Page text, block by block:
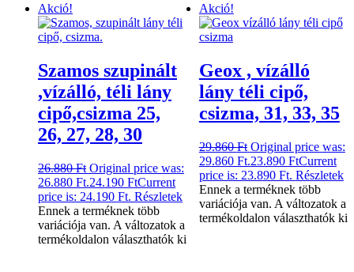
Akció!
Szamos szupinált
,vízálló, téli lány
cipő,csizma 25,
26, 27, 28, 30
26.880Ft Original price was:
26.880 Ft.24.190 FtCurrent
price is: 24.190 Ft. Részletek
Ennek a terméknek több
variációja van. A változatok a
termékoldalon választhatók ki
Akció!
Geox , vízálló
lány téli cipő,
csizma, 31, 33, 35
29.860Ft Original price was:
29.860 Ft.23.890 FtCurrent
price is: 23.890 Ft. Részletek
Ennek a terméknek több
variációja van. A változatok a
termékoldalon választhatók ki